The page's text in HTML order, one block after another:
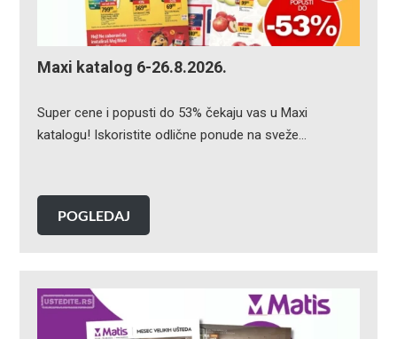
Maxi katalog 6-26.8.2026.
Super cene i popusti do 53% čekaju vas u Maxi
katalogu! Iskoristite odlične ponude na sveže…
POGLEDAJ